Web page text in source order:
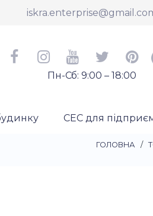
Пн-Сб: 9:00 – 18:00
СЕС для
ГОЛОВНА /